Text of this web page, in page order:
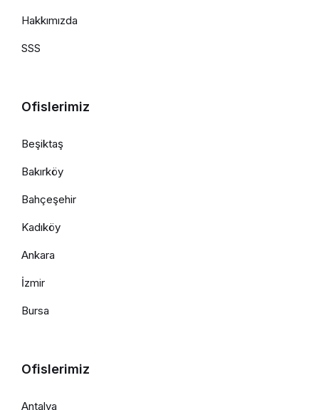
Hakkımızda
SSS
Ofislerimiz
Beşiktaş
Bakırköy
Bahçeşehir
Kadıköy
Ankara
İzmir
Bursa
Ofislerimiz
Antalya